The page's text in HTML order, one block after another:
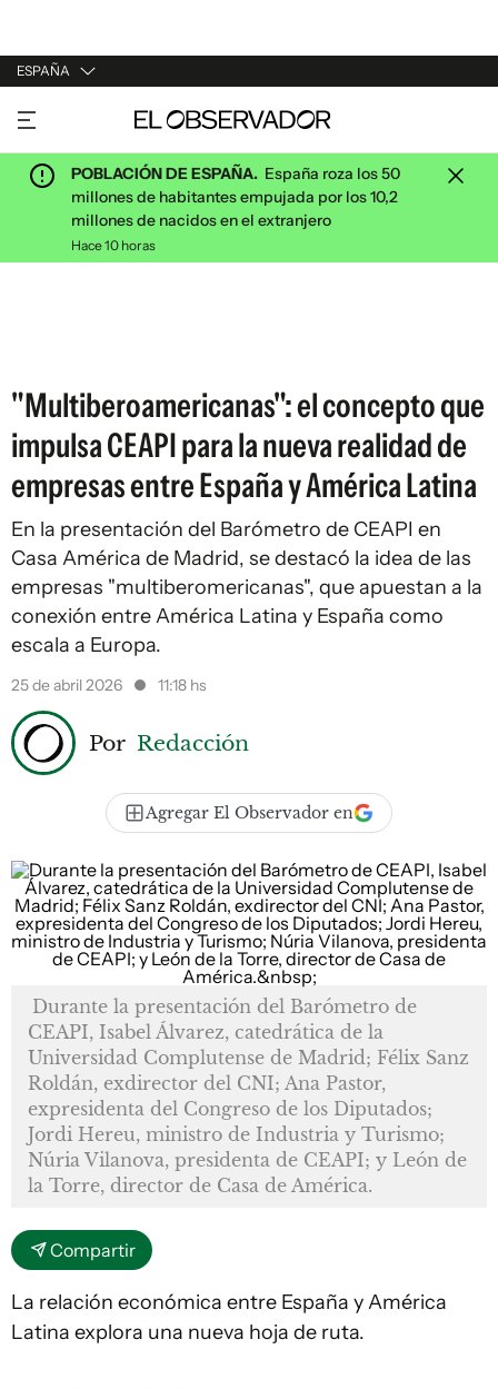
ESPAÑA
URUGUAY
ARGENTINA
ESPAÑA
ESTADOS UNIDOS
POBLACIÓN DE ESPAÑA. España roza los 50
millones de habitantes empujada por los 10,2
millones de nacidos en el extranjero
Hace 10 horas
"Multiberoamericanas": el concepto que
impulsa CEAPI para la nueva realidad de
empresas entre España y América Latina
En la presentación del Barómetro de CEAPI en
Casa América de Madrid, se destacó la idea de las
empresas "multiberomericanas", que apuestan a la
conexión entre América Latina y España como
escala a Europa.
25 de abril 2026 11:18 hs
Por Redacción
Agregar El Observador en
Durante la presentación del Barómetro de
CEAPI, Isabel Álvarez, catedrática de la
Universidad Complutense de Madrid; Félix Sanz
Roldán, exdirector del CNI; Ana Pastor,
expresidenta del Congreso de los Diputados;
Jordi Hereu, ministro de Industria y Turismo;
Núria Vilanova, presidenta de CEAPI; y León de
la Torre, director de Casa de América.
Compartir
La relación económica entre España y América
Latina explora una nueva hoja de ruta.